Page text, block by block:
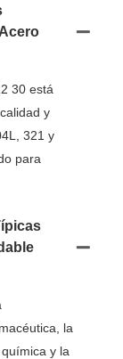
30 está
y
321 y
para
la
y la